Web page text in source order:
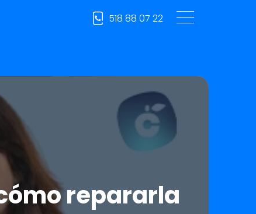
518 88 07 22
repararla